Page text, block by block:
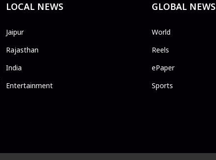
LOCAL NEWS
Jaipur
Rajasthan
India
Entertainment
GLOBAL NEWS
World
Reels
ePaper
Sports